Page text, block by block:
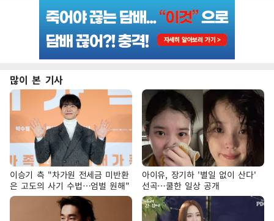
많이 본 기사
이승기 측 "차가원 전세금 미반환
은 고도의 사기 수법…엄벌 원해"
아이유, 장기하 '별일 없이 산다'
선곡…쿨한 일상 공개